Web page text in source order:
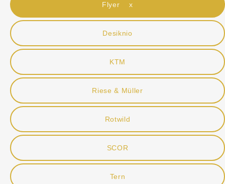
Flyer x
Desiknio
KTM
Riese & Müller
Rotwild
SCOR
Tern